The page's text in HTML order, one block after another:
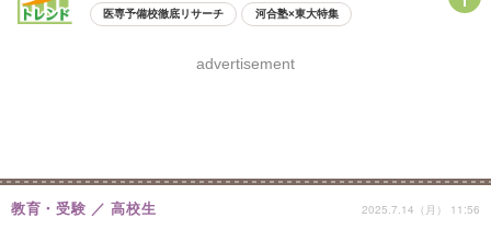
医専予備校徹底リサーチ 河合塾×東大特集
8月開催学校説明会・相談会
advertisement
教育・受験 高校生 2025.7.14（月） 11:56